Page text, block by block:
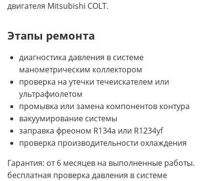
двигателя Mitsubishi COLT.
Этапы ремонта
диагностика давления в системе
манометрическим коллектором
проверка на утечки течеискателем или
ультрафиолетом
промывка или замена компонентов контура
вакуумирование системы
заправка фреоном R134a или R1234yf
проверка производительности охлаждения
Гарантия: от 6 месяцев на выполненные работы.
бесплатная проверка давления в системе